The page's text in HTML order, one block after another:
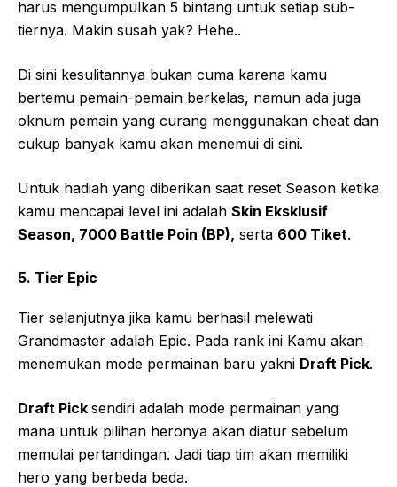
harus mengumpulkan 5 bintang untuk setiap sub-
tiernya. Makin susah yak? Hehe..
Di sini kesulitannya bukan cuma karena kamu
bertemu pemain-pemain berkelas, namun ada juga
oknum pemain yang curang menggunakan cheat dan
cukup banyak kamu akan menemui di sini.
Untuk hadiah yang diberikan saat reset Season ketika
kamu mencapai level ini adalah Skin Eksklusif
Season, 7000 Battle Poin (BP), serta 600 Tiket.
5. Tier Epic
Tier selanjutnya jika kamu berhasil melewati
Grandmaster adalah Epic. Pada rank ini Kamu akan
menemukan mode permainan baru yakni Draft Pick.
Draft Pick sendiri adalah mode permainan yang
mana untuk pilihan heronya akan diatur sebelum
memulai pertandingan. Jadi tiap tim akan memiliki
hero yang berbeda beda.